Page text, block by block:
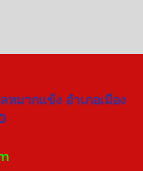
มากแข้ง อำเภอเมือง